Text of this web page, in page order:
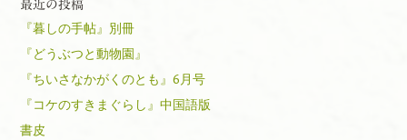
最近の投稿
『暮しの手帖』別冊
『どうぶつと動物園』
『ちいさなかがくのとも』6月号
『コケのすきまぐらし』中国語版
書皮